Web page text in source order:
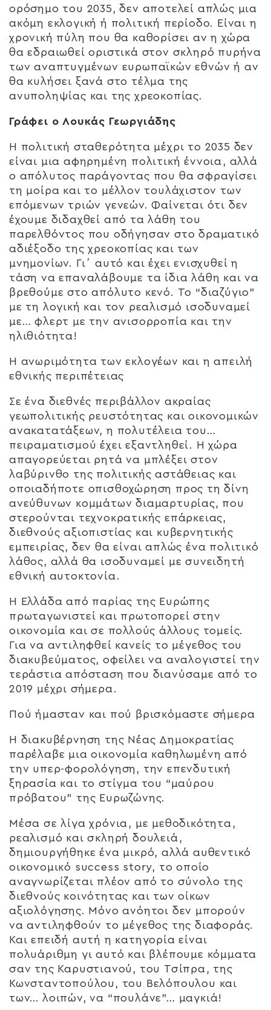
ορόσημο του 2035, δεν αποτελεί απλώς μια
ακόμη εκλογική ή πολιτική περίοδο. Είναι η
χρονική πύλη που θα καθορίσει αν η χώρα
θα εδραιωθεί οριστικά στον σκληρό πυρήνα
των αναπτυγμένων ευρωπαϊκών εθνών ή αν
θα κυλήσει ξανά στο τέλμα της
ανυποληψίας και της χρεοκοπίας.
Γράφει ο Λουκάς Γεωργιάδης
Η πολιτική σταθερότητα μέχρι το 2035 δεν
είναι μια αφηρημένη πολιτική έννοια, αλλά
ο απόλυτος παράγοντας που θα σφραγίσει
τη μοίρα και το μέλλον τουλάχιστον των
επόμενων τριών γενεών. Φαίνεται ότι δεν
έχουμε διδαχθεί από τα λάθη του
παρελθόντος που οδήγησαν στο δραματικό
αδιέξοδο της χρεοκοπίας και των
μνημονίων. Γι΄ αυτό και έχει ενισχυθεί η
τάση να επαναλάβουμε τα ίδια λάθη και να
βρεθούμε στο απόλυτο κενό. Το “διαζύγιο”
με τη λογική και τον ρεαλισμό ισοδυναμεί
με… φλερτ με την ανισορροπία και την
ηλιθιότητα!
Η ανωριμότητα των εκλογέων και η απειλή
εθνικής περιπέτειας
Σε ένα διεθνές περιβάλλον ακραίας
γεωπολιτικής ρευστότητας και οικονομικών
ανακατατάξεων, η πολυτέλεια του…
πειραματισμού έχει εξαντληθεί. Η χώρα
απαγορεύεται ρητά να μπλέξει στον
λαβύρινθο της πολιτικής αστάθειας και
οποιαδήποτε οπισθοχώρηση προς τη δίνη
ανεύθυνων κομμάτων διαμαρτυρίας, που
στερούνται τεχνοκρατικής επάρκειας,
διεθνούς αξιοπιστίας και κυβερνητικής
εμπειρίας, δεν θα είναι απλώς ένα πολιτικό
λάθος, αλλά θα ισοδυναμεί με συνειδητή
εθνική αυτοκτονία.
Η Ελλάδα από παρίας της Ευρώπης
πρωταγωνιστεί και πρωτοπορεί στην
οικονομία και σε πολλούς άλλους τομείς.
Για να αντιληφθεί κανείς το μέγεθος του
διακυβεύματος, οφείλει να αναλογιστεί την
τεράστια απόσταση που διανύσαμε από το
2019 μέχρι σήμερα.
Πού ήμασταν και πού βρισκόμαστε σήμερα
Η διακυβέρνηση της Νέας Δημοκρατίας
παρέλαβε μια οικονομία καθηλωμένη από
την υπερ-φορολόγηση, την επενδυτική
ξηρασία και το στίγμα του “μαύρου
πρόβατου” της Ευρωζώνης.
Μέσα σε λίγα χρόνια, με μεθοδικότητα,
ρεαλισμό και σκληρή δουλειά,
δημιουργήθηκε ένα μικρό, αλλά αυθεντικό
οικονομικό success story, το οποίο
αναγνωρίζεται πλέον από το σύνολο της
διεθνούς κοινότητας και των οίκων
αξιολόγησης. Μόνο ανόητοι δεν μπορούν
να αντιληφθούν το μέγεθος της διαφοράς.
Και επειδή αυτή η κατηγορία είναι
πολυάριθμη γι αυτό και βλέπουμε κόμματα
σαν της Καρυστιανού, του Τσίπρα, της
Κωνσταντοπούλου, του Βελόπουλου και
των… λοιπών, να “πουλάνε”… μαγκιά!